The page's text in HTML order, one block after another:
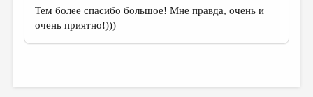
Тем более спасибо большое! Мне правда, очень и
очень приятно!)))